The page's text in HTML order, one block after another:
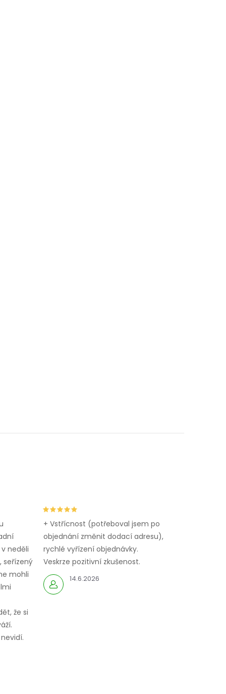
neděli
seřízený
mohli
že si
14.6.2026
+ Vstřícnost (potřeboval jsem po
objednání změnit dodací adresu),
rychlé vyřízení objednávky.
Veskrze pozitivní zkušenost.